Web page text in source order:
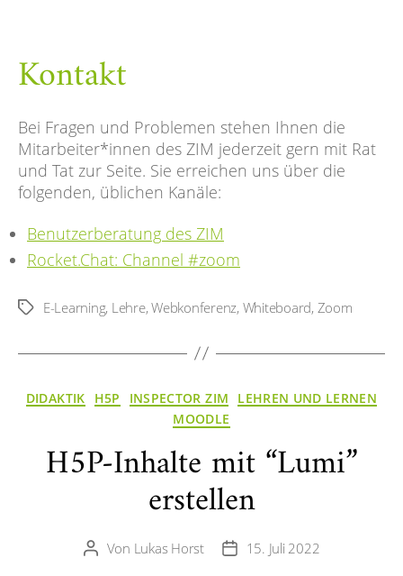
Kontakt
Bei Fragen und Problemen stehen Ihnen die
Mitarbeiter*innen des ZIM jederzeit gern mit Rat
und Tat zur Seite. Sie erreichen uns über die
folgenden, üblichen Kanäle:
Benutzerberatung des ZIM
Rocket.Chat: Channel #zoom
Schlagwörter
E-Learning, Lehre,Webkonferenz, Whiteboard, Zoom
Kategorien
DIDAKTIK H5P INSPECTOR ZIM
LEHREN UND LERNEN
MOODLE
H5P-Inhalte mit “Lumi”
erstellen
Beitragsautor
Von Lukas Horst Veröffentlichungsdatum
15. Juli 2022